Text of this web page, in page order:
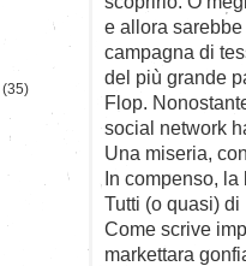
e allora
campagna di
del più grande
Flop.
social network
Una miseria,
In compenso,
Tutti (o quasi) di
Come scrive
markettara
(35)